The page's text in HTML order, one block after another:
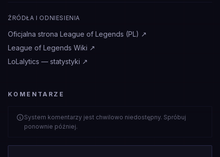
ŹRÓDŁA I ODNIESIENIA
Oficjalna strona League of Legends (PL) ↗
League of Legends Wiki ↗
LoLalytics — statystyki ↗
KOMENTARZE
System komentarzy jest chwilowo niedostępny. Spróbuj
ponownie później.